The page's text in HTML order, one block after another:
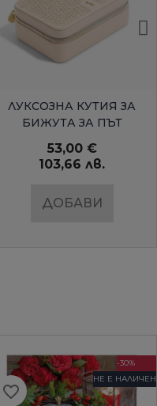
БЪРЗ ПРЕГЛЕД
ЛУКСОЗНА КУТИЯ ЗА
БИЖУТА ЗА ПЪТ
53,00 €
103,66 лв.
ДОБАВИ
-30%
НЕ Е НАЛИЧЕН
favorite_border